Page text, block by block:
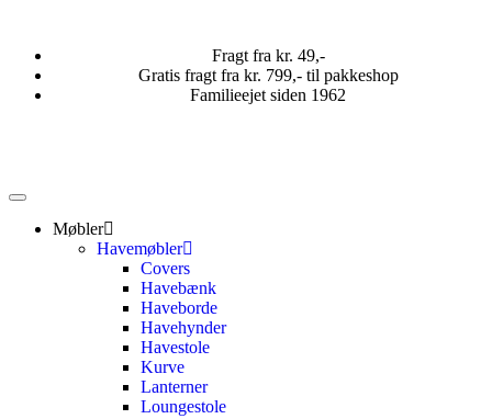
Fragt fra kr. 49,-
Gratis fragt fra kr. 799,- til pakkeshop
Familieejet siden 1962
Møbler
Havemøbler
Covers
Havebænk
Haveborde
Havehynder
Havestole
Kurve
Lanterner
Loungestole